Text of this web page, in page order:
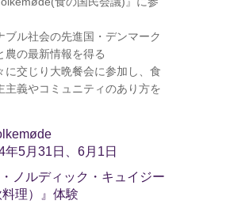
ブル社会の先進国・デンマーク
農の最新情報を得る
に交じり大晩餐会に参加し、食
主義やコミュニティのあり方を
年5月31日、6月1日
ノルディック・キュイジー
理）
』体験